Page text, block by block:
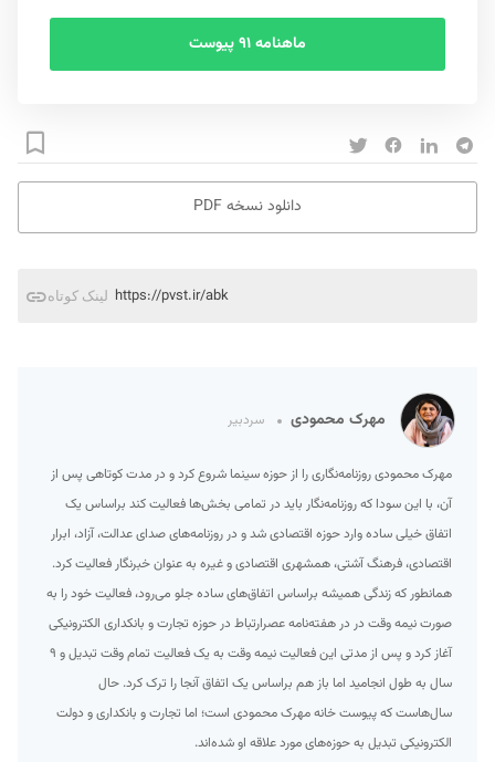
ماهنامه ۹۱ پیوست
دانلود نسخه PDF
لینک کوتاه https://pvst.ir/abk
مهرک محمودی سردبیر
مهرک محمودی روزنامه‌نگاری را از حوزه سینما شروع کرد و در مدت کوتاهی پس از
آن، با این سودا که روزنامه‌نگار باید در تمامی بخش‌ها فعالیت کند براساس یک
اتفاق خیلی ساده وارد حوزه اقتصادی شد و در روزنامه‌های صدای عدالت، آزاد، ابرار
اقتصادی، فرهنگ آشتی، همشهری اقتصادی و غیره به عنوان خبرنگار فعالیت کرد.
همانطور که زندگی همیشه براساس اتفاق‌های ساده جلو می‌رود، فعالیت خود را به
صورت نیمه وقت در در هفته‌نامه عصرارتباط در حوزه تجارت و بانکداری الکترونیکی
آغاز کرد و پس از مدتی این فعالیت نیمه وقت به یک فعالیت تمام وقت تبدیل و ۹
سال به طول انجامید اما باز هم براساس یک اتفاق آنجا را ترک کرد. حال
سال‌هاست که پیوست خانه مهرک محمودی است؛ اما تجارت و بانکداری و دولت
الکترونیکی تبدیل به حوزه‌های مورد علاقه او شده‌اند.